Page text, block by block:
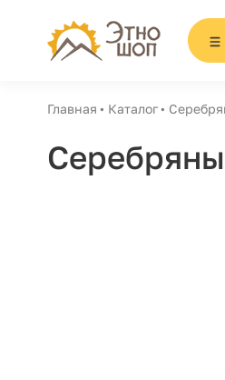
Главная Каталог